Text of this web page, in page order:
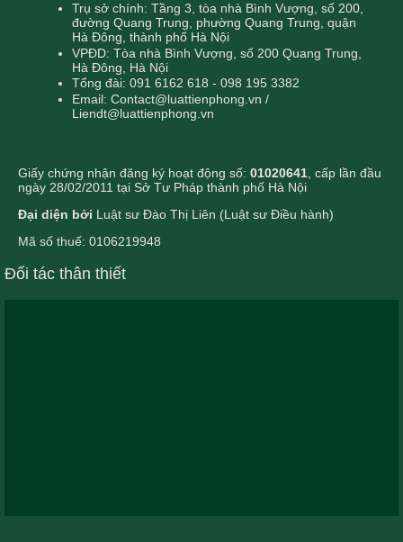
Trụ sở chính: Tầng 3, tòa nhà Bình Vượng, số 200,
đường Quang Trung, phường Quang Trung, quận
Hà Đông, thành phố Hà Nội
VPĐD: Tòa nhà Bình Vượng, số 200 Quang Trung,
Hà Đông, Hà Nội
Tổng đài: 091 6162 618 - 098 195 3382
Email: Contact@luattienphong.vn /
Liendt@luattienphong.vn
Giấy chứng nhận đăng ký hoạt động số: 01020641 , cấp lần đầu
ngày 28/02/2011 tại Sở Tư Pháp thành phố Hà Nội
Đại diện bởi Luật sư Đào Thị Liên (Luật sư Điều hành)
Mã số thuế: 0106219948
Đối tác thân thiết